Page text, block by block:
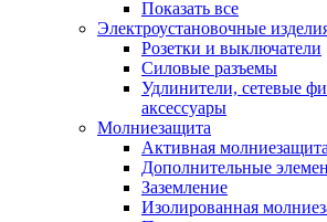
Показать все
Электроустановочные
Розетки и выключатели
Силовые разъемы
Удлинители, сетевые
аксессуары
Молниезащита
Активная молниезащита
Дополнительные
Заземление
Изолированная